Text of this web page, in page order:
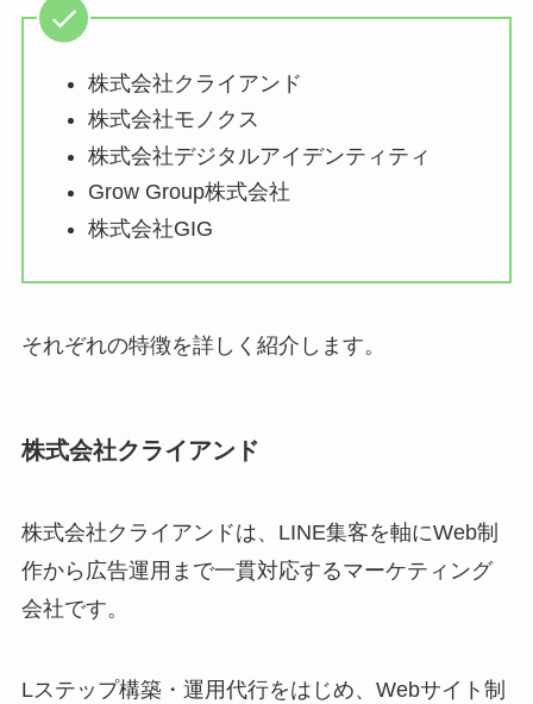
株式会社クライアンド
株式会社モノクス
株式会社デジタルアイデンティティ
Grow Group株式会社
株式会社GIG
それぞれの特徴を詳しく紹介します。
株式会社クライアンド
株式会社クライアンドは、LINE集客を軸にWeb制
作から広告運用まで一貫対応するマーケティング
会社です。
Lステップ構築・運用代行をはじめ、Webサイト制